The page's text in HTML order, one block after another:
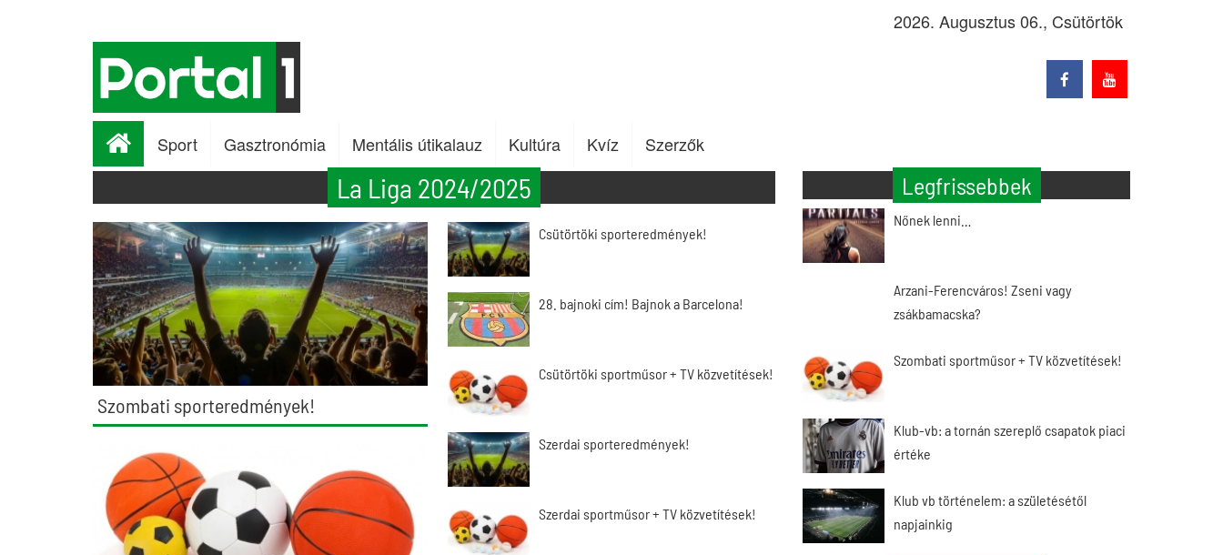
2026. Augusztus 06., Csütörtök
Sport Gasztronómia Mentális útikalauz Kultúra Kvíz Szerzők
La Liga 2024/2025
Szombati sporteredmények!
Csütörtöki sporteredmények!
28. bajnoki cím! Bajnok a Barcelona!
Csütörtöki sportműsor + TV közvetítések!
Szerdai sporteredmények!
Szerdai sportműsor + TV közvetítések!
Legfrissebbek
Nőnek lenni…
Arzani-Ferencváros! Zseni vagy
zsákbamacska?
Szombati sportműsor + TV közvetítések!
Klub-vb: a tornán szereplő csapatok piaci
értéke
Klub vb történelem: a születésétől
napjainkig